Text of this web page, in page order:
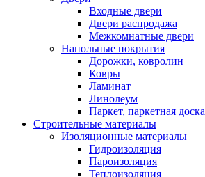
Входные двери
Двери распродажа
Межкомнатные двери
Напольные покрытия
Дорожки, ковролин
Ковры
Ламинат
Линолеум
Паркет, паркетная доска
Строительные материалы
Изоляционные материалы
Гидроизоляция
Пароизоляция
Теплоизоляция